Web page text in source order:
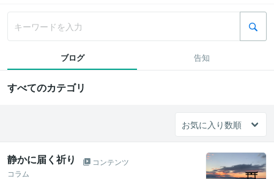
ブログ 告知
すべてのカテゴリ
静かに届く祈り
コンテンツ
コラム